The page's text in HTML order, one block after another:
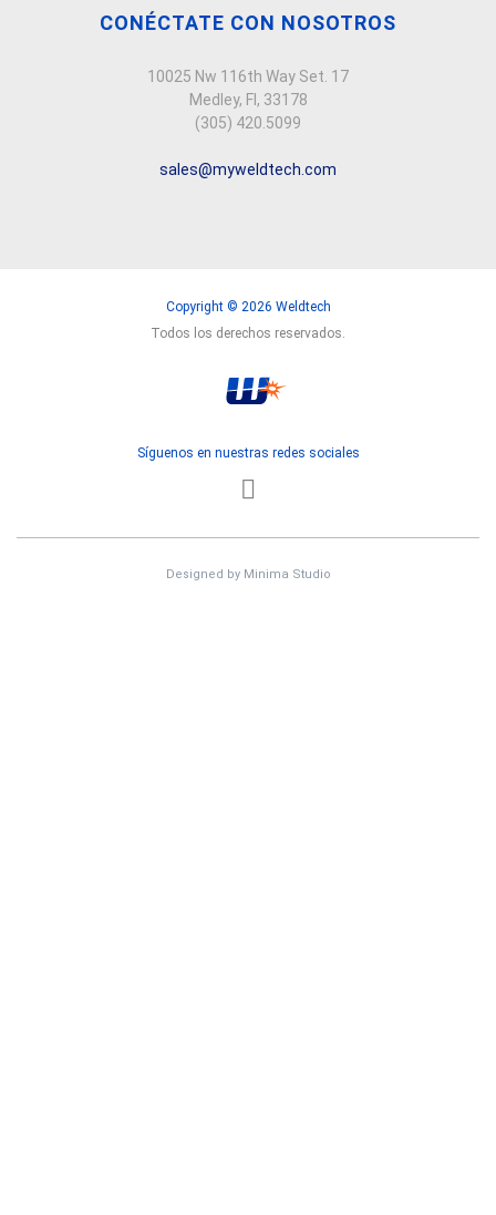
CONÉCTATE CON NOSOTROS
10025 Nw 116th Way Set. 17
Medley, Fl, 33178
(305) 420.5099
sales@myweldtech.com
Copyright © 2026 Weldtech
Todos los derechos reservados.
Síguenos en nuestras redes sociales
Designed by Minima Studio